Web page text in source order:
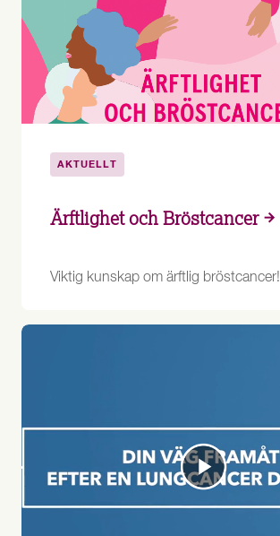
AKTUELLT
Ärftlighet och Bröstcancer
Viktig kunskap om ärftlig bröstcancer!